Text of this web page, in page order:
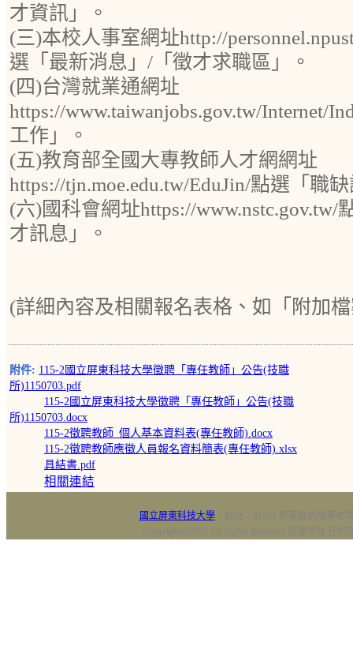
才資訊」。
(三)本校人事室網址http://
選「最新消息」/「徵才求職區」。
(四)台灣就業通網址
https://www.taiwanjobs.gov.tw/Internet/
工作」。
(五)教育部全國大專教師人才網網址
https://tjn.moe.edu.tw/EduJin/點選「職
(六)國科會網址https://www.nstc.gov.tw/
才訊息」。
(詳細內容及相關報名表格、如「附加
附件: 115-2國立屏東科技大學徵聘「專任教師」公告(技職
所)1150703.pdf
115-2國立屏東科技大學徵聘「專任教師」公告(技職
所)1150703.docx
115-2徵聘教師_個人基本資料表(專任教師).docx
115-2徵聘教師應徵人員報名資料簡表(專任教師).xlsx
具結書.pdf
相關連結
國立屏東科技大學‧校址：91201 屏東縣內埔鄉老